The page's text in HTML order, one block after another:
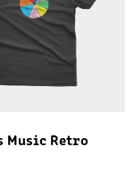
Music Retro